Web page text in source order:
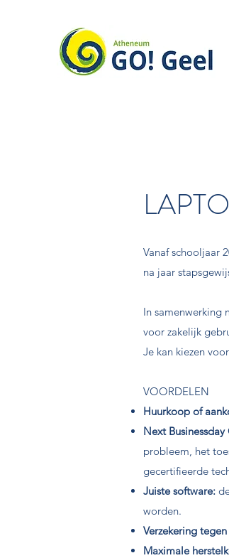
Vanaf schooljaar
na jaar
In samenwerking
voor zakelijk
Je kan kiezen
VOORDELEN
Huurkoop of
Next
probleem, het
gecertifieerde
Juiste software:
worden.
Verzekering
Maximale